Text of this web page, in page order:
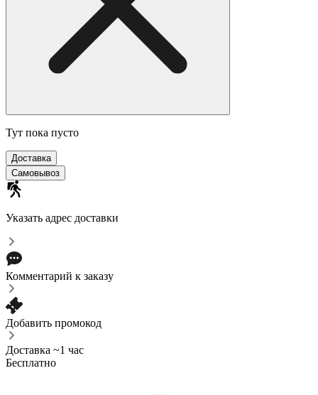
Тут пока пусто
Доставка
Самовывоз
Указать адрес доставки
Комментарий к заказу
Добавить промокод
Доставка ~1 час
Бесплатно